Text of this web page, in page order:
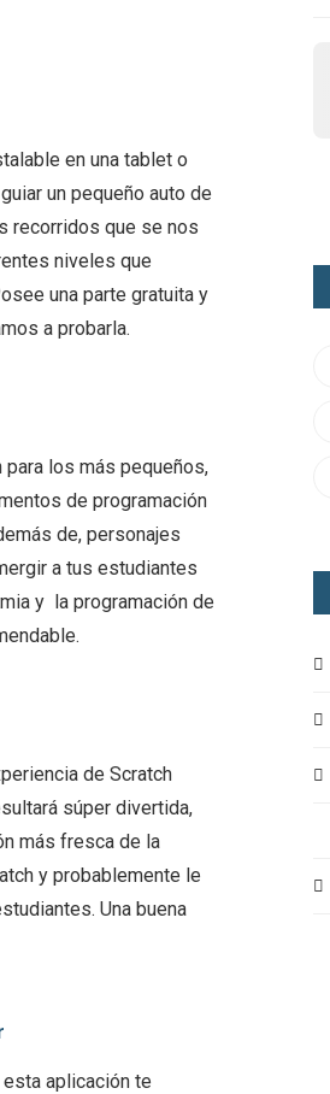
en una tablet o
un pequeño auto de
recorridos que se nos
niveles que
una parte gratuita y
a probarla.
para los más pequeños,
de programación
de, personajes
a tus estudiantes
y la programación de
de Scratch
súper divertida,
más fresca de la
y probablemente le
Una buena
esta aplicación te